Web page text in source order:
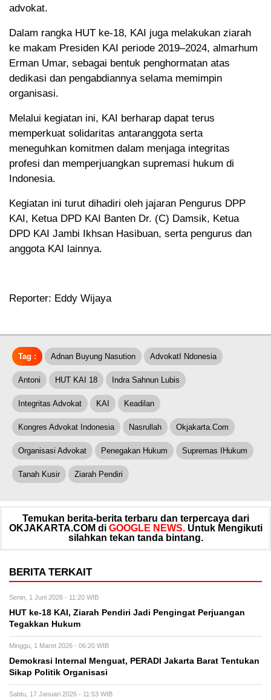
advokat.
Dalam rangka HUT ke-18, KAI juga melakukan ziarah
ke makam Presiden KAI periode 2019–2024, almarhum
Erman Umar, sebagai bentuk penghormatan atas
dedikasi dan pengabdiannya selama memimpin
organisasi.
Melalui kegiatan ini, KAI berharap dapat terus
memperkuat solidaritas antaranggota serta
meneguhkan komitmen dalam menjaga integritas
profesi dan memperjuangkan supremasi hukum di
Indonesia.
Kegiatan ini turut dihadiri oleh jajaran Pengurus DPP
KAI, Ketua DPD KAI Banten Dr. (C) Damsik, Ketua
DPD KAI Jambi Ikhsan Hasibuan, serta pengurus dan
anggota KAI lainnya.
Reporter: Eddy Wijaya
Tag : Adnan Buyung Nasution AdvokatI Ndonesia
Antoni HUT KAI 18 Indra Sahnun Lubis
Integritas Advokat KAI Keadilan
Kongres Advokat Indonesia Nasrullah Okjakarta.com
Organisasi Advokat Penegakan Hukum Supremas IHukum
Tanah Kusir Ziarah Pendiri
Temukan berita-berita terbaru dan terpercaya dari
OKJAKARTA.COM di GOOGLE NEWS. Untuk Mengikuti
silahkan tekan tanda bintang.
BERITA TERKAIT
Senin, 1 Juni 2026 - 11:20 WIB
HUT ke-18 KAI, Ziarah Pendiri Jadi Pengingat Perjuangan
Tegakkan Hukum
Minggu, 1 Maret 2026 - 06:20 WIB
Demokrasi Internal Menguat, PERADI Jakarta Barat Tentukan
Sikap Politik Organisasi
Sabtu, 17 Januari 2026 - 11:53 WIB